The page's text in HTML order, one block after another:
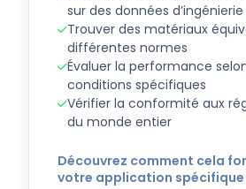
sur des données
Trouver des matériaux
différentes normes
Évaluer la performance
conditions spécifiques
Vérifier la conformité aux
du monde entier
Découvrez comment cela
votre application spécifique